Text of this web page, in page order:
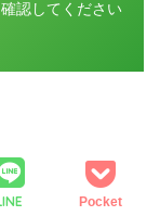
認してください
Pocket